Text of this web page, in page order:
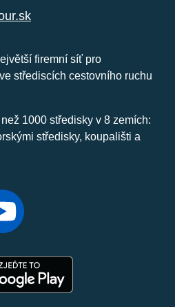
firemní síť pro
střediscích cestovního ruchu
1000 středisky v 8 zemích:
středisky, koupališti a